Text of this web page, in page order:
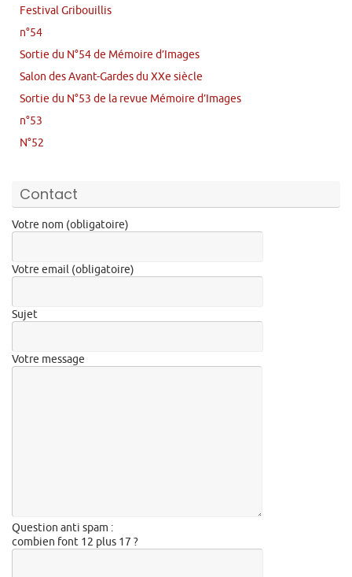
Festival Gribouillis
n°54
Sortie du N°54 de Mémoire d’Images
Salon des Avant-Gardes du XXe siècle
Sortie du N°53 de la revue Mémoire d’Images
n°53
N°52
Contact
Votre nom (obligatoire)
Votre email (obligatoire)
Sujet
Votre message
Question anti spam :
combien font 12 plus 17 ?